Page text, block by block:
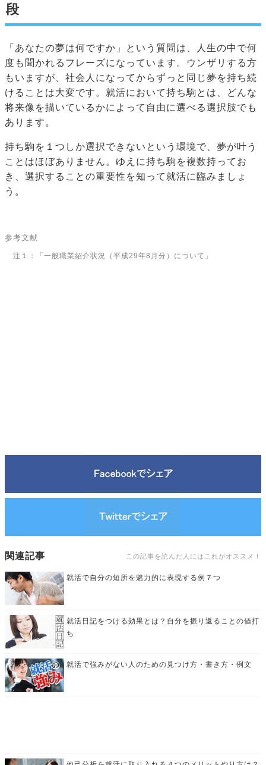
段
「あなたの夢は何ですか」という質問は、人生の中で何
度も聞かれるフレーズになっています。ウンザリする方
もいますが、社会人になってからずっと同じ夢を持ち続
けることは大変です。就活において持ち駒とは、どんな
将来像を描いているかによって自由に選べる選択肢でも
あります。
持ち駒を１つしか選択できないという環境で、夢が叶う
ことはほぼありません。ゆえに持ち駒を複数持ってお
き、選択することの重要性を知って就活に臨みましょ
う。
参考文献
注１：「一般職業紹介状況（平成29年8月分）について」
関連記事 この記事を読んだ人にはこれがオススメ！
就活で自分の短所を魅力的に表現する例７つ
就活日記をつける効果とは？自分を振り返ることの値打
ち
就活で強みがない人のための見つけ方・書き方・例文